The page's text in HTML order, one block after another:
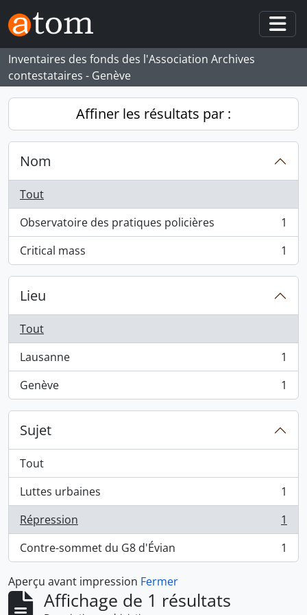
Skip to main content
Inventaires des fonds des l'Association Archives
contestataires - Genève
Affiner les résultats par :
Nom
Tout
Observatoire des pratiques policières
, 1 résultats
1
Critical mass
, 1 résultats 1
Lieu
Tout
Lausanne
, 1 résultats
1
Genève
, 1 résultats 1
Sujet
Tout
Luttes urbaines
, 1 résultats
1
Répression
, 1 résultats
1
Contre-sommet du G8 d'Évian
, 1 résultats 1
Aperçu avant impression Fermer
Affichage de 1 résultats